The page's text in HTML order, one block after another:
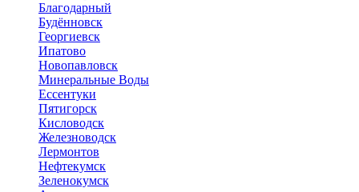
Благодарный
Будённовск
Георгиевск
Ипатово
Новопавловск
Минеральные Воды
Ессентуки
Пятигорск
Кисловодск
Железноводск
Лермонтов
Нефтекумск
Зеленокумск